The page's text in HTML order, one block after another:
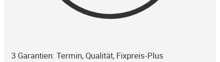
3 Garantien: Termin, Qualität, Fixpreis-Plus